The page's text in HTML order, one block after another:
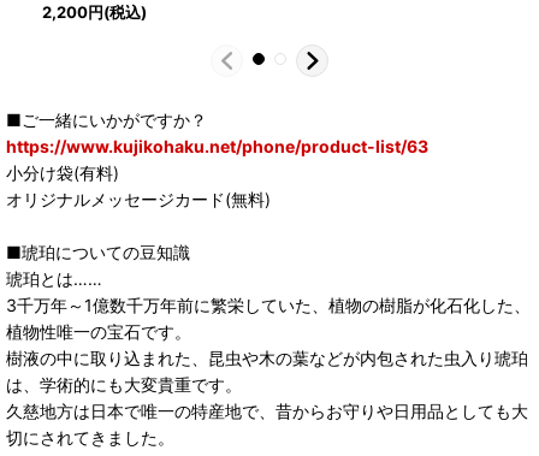
2,200円(税込)
■ご一緒にいかがですか？
https://www.kujikohaku.net/phone/product-list/63
小分け袋(有料)
オリジナルメッセージカード(無料)
■琥珀についての豆知識
琥珀とは……
3千万年～1億数千万年前に繁栄していた、植物の樹脂が化石化した、
植物性唯一の宝石です。
樹液の中に取り込まれた、昆虫や木の葉などが内包された虫入り琥珀
は、学術的にも大変貴重です。
久慈地方は日本で唯一の特産地で、昔からお守りや日用品としても大
切にされてきました。